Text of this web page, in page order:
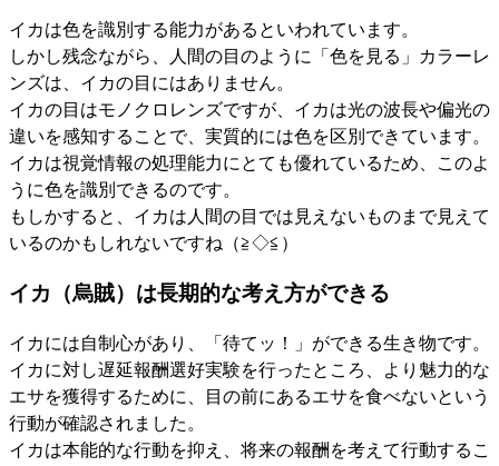
イカは色を識別する能力があるといわれています。
しかし残念ながら、人間の目のように「色を見る」カラーレ
ンズは、イカの目にはありません。
イカの目はモノクロレンズですが、イカは光の波長や偏光の
違いを感知することで、実質的には色を区別できています。
イカは視覚情報の処理能力にとても優れているため、このよ
うに色を識別できるのです。
もしかすると、イカは人間の目では見えないものまで見えて
いるのかもしれないですね（≧◇≦）
イカ（烏賊）は長期的な考え方ができる
イカには自制心があり、「待てッ！」ができる生き物です。
イカに対し遅延報酬選好実験を行ったところ、より魅力的な
エサを獲得するために、目の前にあるエサを食べないという
行動が確認されました。
イカは本能的な行動を抑え、将来の報酬を考えて行動するこ